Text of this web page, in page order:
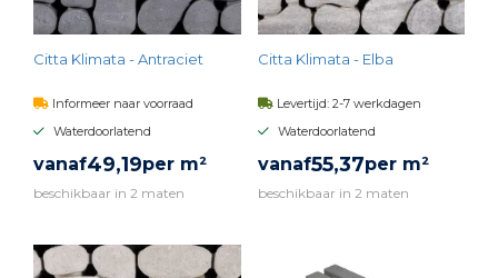
Citta Klimata - Antraciet
Informeer naar voorraad
Waterdoorlatend
vanaf49,19per m²
beschikbaar in 2 maten
Citta Klimata - Elba
Levertijd: 2-7 werkdagen
Waterdoorlatend
vanaf55,37per m²
beschikbaar in 2 maten